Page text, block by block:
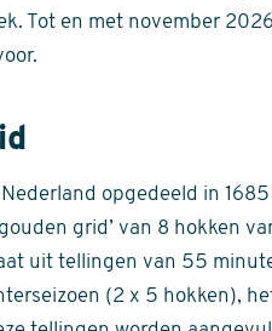
Tot en met november
opgedeeld in
grid’ van 8 hokken
uit tellingen van 55
(2 x 5 hokken),